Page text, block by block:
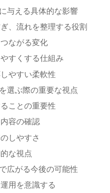
与える具体的な影響
、流れを整理する役割
ながる変化
すくする仕組み
やすい柔軟性
選ぶ際の重要な視点
ことの重要性
容の確認
しやすさ
な視点
広がる今後の可能性
用を意識する